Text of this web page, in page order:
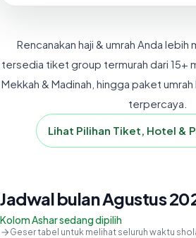
Rencanakan haji & umrah Anda lebih
tersedia tiket group termurah dari 15+
Mekkah & Madinah, hingga paket
terpercaya.
Lihat Pilihan Tiket, Hotel &
Jadwal bulan Agustus
Kolom Ashar sedang dipilih
Geser tabel untuk melihat seluruh waktu